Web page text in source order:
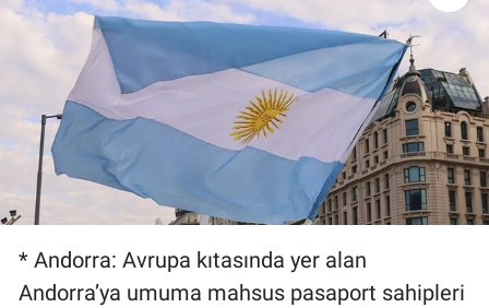
* Andorra: Avrupa kıtasında yer alan
Andorra’ya umuma mahsus pasaport sahipleri
Gündem Özel
Günün görüntüsü
Haber
İlan
Kimdir